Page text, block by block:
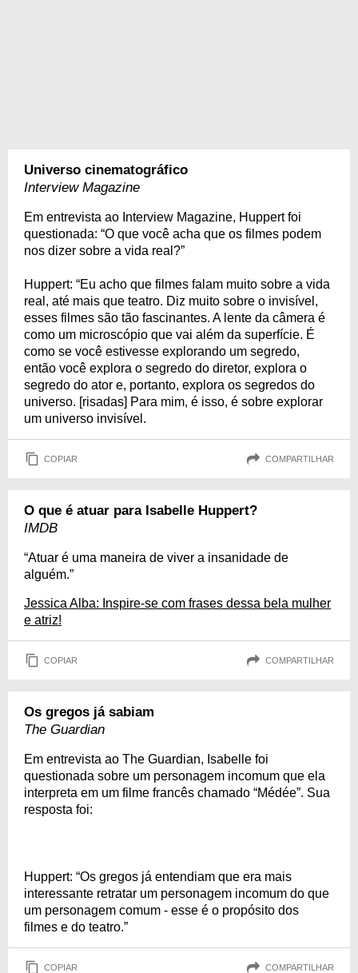
Universo cinematográfico
Interview Magazine
Em entrevista ao Interview Magazine, Huppert foi
questionada: “O que você acha que os filmes podem
nos dizer sobre a vida real?”
Huppert: “Eu acho que filmes falam muito sobre a vida
real, até mais que teatro. Diz muito sobre o invisível,
esses filmes são tão fascinantes. A lente da câmera é
como um microscópio que vai além da superfície. É
como se você estivesse explorando um segredo,
então você explora o segredo do diretor, explora o
segredo do ator e, portanto, explora os segredos do
universo. [risadas] Para mim, é isso, é sobre explorar
um universo invisível.
COPIAR COMPARTILHAR
O que é atuar para Isabelle Huppert?
IMDB
“Atuar é uma maneira de viver a insanidade de
alguém.”
Jessica Alba: Inspire-se com frases dessa bela mulher
e atriz!
COPIAR COMPARTILHAR
Os gregos já sabiam
The Guardian
Em entrevista ao The Guardian, Isabelle foi
questionada sobre um personagem incomum que ela
interpreta em um filme francês chamado “Médée”. Sua
resposta foi:
Huppert: “Os gregos já entendiam que era mais
interessante retratar um personagem incomum do que
um personagem comum - esse é o propósito dos
filmes e do teatro.”
COPIAR COMPARTILHAR